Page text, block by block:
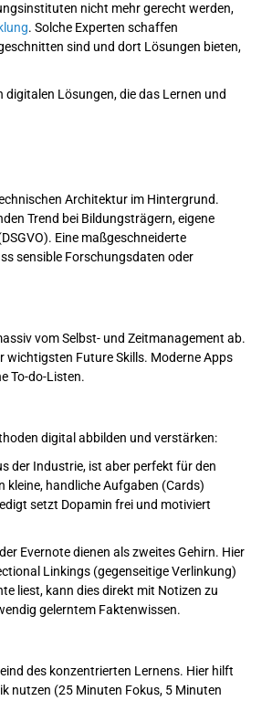
nicht mehr gerecht werden,
. Solche Experten schaffen
sind und dort Lösungen bieten,
Lösungen, die das Lernen und
Architektur im Hintergrund.
Trend bei Bildungsträgern, eigene
Eine maßgeschneiderte
sensible Forschungsdaten oder
vom Selbst- und Zeitmanagement ab.
wichtigsten Future Skills. Moderne Apps
To-do-Listen.
digital abbilden und verstärken:
der Industrie, ist aber perfekt für den
kleine, handliche Aufgaben (Cards)
setzt Dopamin frei und motiviert
Evernote dienen als zweites Gehirn. Hier
Linkings (gegenseitige Verlinkung)
liest, kann dies direkt mit Notizen zu
gelerntem Faktenwissen.
des konzentrierten Lernens. Hier hilft
nutzen (25 Minuten Fokus, 5 Minuten